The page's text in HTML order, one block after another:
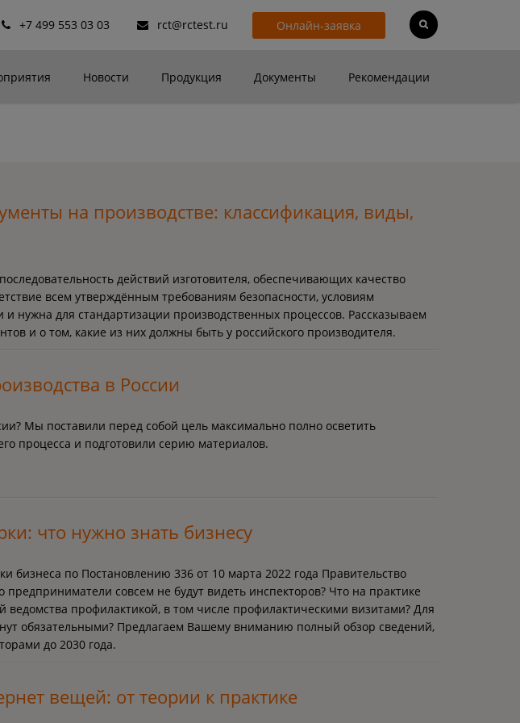
+7 499 553 03 03 rct@rctest.ru Онлайн-заявка
Новости Продукция Документы Рекомендации
на производстве: классификация, виды,
действий изготовителя, обеспечивающих качество
всем утверждённым требованиям безопасности, условиям
нужна для стандартизации производственных процессов. Рассказываем
и о том, какие из них должны быть у российского производителя.
в России
Мы поставили перед собой цель максимально полно осветить
процесса и подготовили серию материалов.
что нужно знать бизнесу
бизнеса по Постановлению 336 от 10 марта 2022 года Правительство
предприниматели совсем не будут видеть инспекторов? Что на практике
профилактикой, в том числе профилактическими визитами? Для
обязательными? Предлагаем Вашему вниманию полный обзор сведений,
до 2030 года.
вещей: от теории к практике